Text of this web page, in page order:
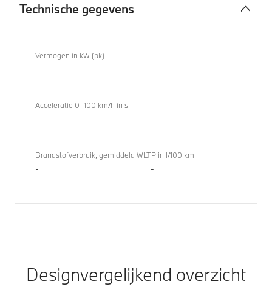
Technische gegevens
gegevens
Vermogen in kW (pk)
- -
Acceleratie 0–100 km/h in s
- -
Brandstofverbruik, gemiddeld WLTP in l/100 km
- -
Designvergelijkend overzicht